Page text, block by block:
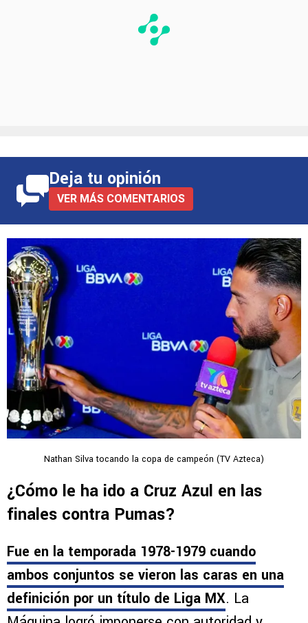
Deja tu opinión
VER MÁS COMENTARIOS
Nathan Silva tocando la copa de campeón (TV Azteca)
¿Cómo le ha ido a Cruz Azul en las
finales contra Pumas?
Fue en la temporada 1978-1979 cuando
ambos conjuntos se vieron las caras en una
definición por un título de Liga MX. La